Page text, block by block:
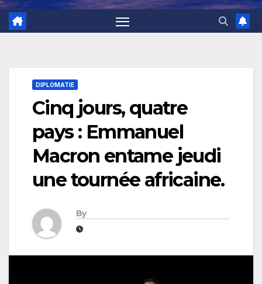
DIPLOMATIE
Cinq jours, quatre
pays : Emmanuel
Macron entame jeudi
une tournée africaine.
By